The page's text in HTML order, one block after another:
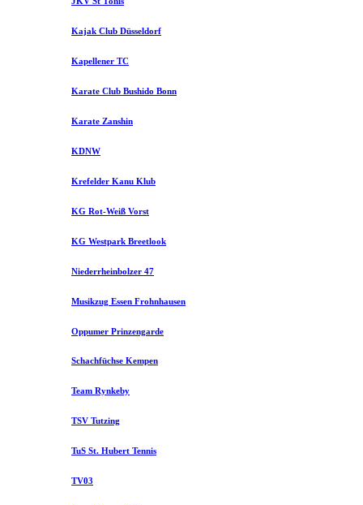
Kajak Club Düsseldorf
Kapellener TC
Karate Club Bushido Bonn
Karate Zanshin
KDNW
Krefelder Kanu Klub
KG Rot-Weiß Vorst
KG Westpark Breetlook
Niederrheinbolzer 47
Musikzug Essen Frohnhausen
Oppumer Prinzengarde
Schachfüchse Kempen
Team Rynkeby
TSV Tutzing
TuS St. Hubert Tennis
TV03